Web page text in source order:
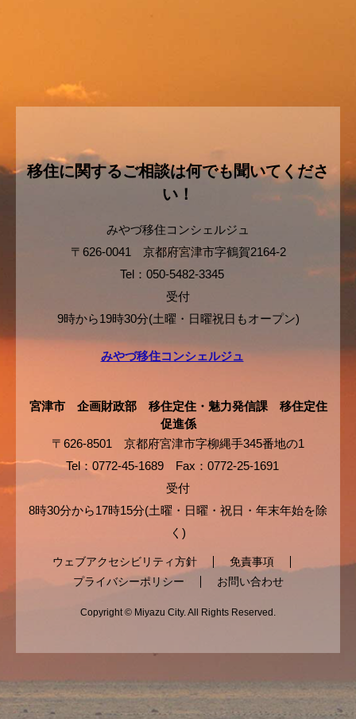
移住に関するご相談は何でも聞いてくださ
い！
みやづ移住コンシェルジュ
〒626-0041 京都府宮津市字鶴賀2164-2
Tel：050-5482-3345
受付
9時から19時30分(土曜・日曜祝日もオープン)
みやづ移住コンシェルジュ
宮津市 企画財政部 移住定住・魅力発信課 移住定住
促進係
〒626-8501 京都府宮津市字柳縄手345番地の1
Tel：0772-45-1689
Fax：0772-25-1691
受付
8時30分から17時15分(土曜・日曜・祝日・年末年始を除
く)
ウェブアクセシビリティ方針
免責事項
プライバシーポリシー
お問い合わせ
Copyright © Miyazu City. All Rights Reserved.